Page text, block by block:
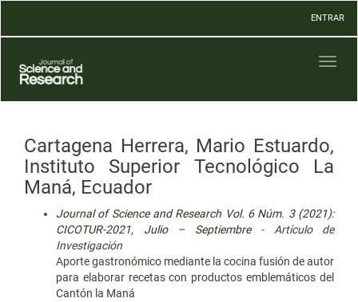
Contenido
Barra
lateral
ENTRAR
Cartagena Herrera, Mario Estuardo,
Instituto Superior Tecnológico La
Maná, Ecuador
Journal of Science and Research Vol. 6 Núm. 3 (2021):
CICOTUR-2021, Julio – Septiembre- Artículo de
Investigación
Aporte gastronómico mediante la cocina fusión de autor
para elaborar recetas con productos emblemáticos del
Cantón la Maná